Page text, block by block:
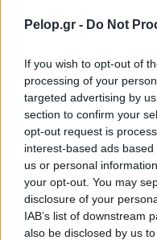
Pelop.gr - Do Not
If you wish to opt-out of
processing of your
targeted advertising by
section to confirm your
opt-out request is
interest-based ads
us or personal
your opt-out. You may
disclosure of your
IAB’s list of downstream
also be disclosed by us
Μικρές κόκκινες
αθώες;